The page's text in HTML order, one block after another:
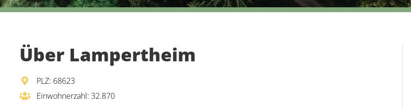
Über Lampertheim
PLZ: 68623
Einwohnerzahl: 32.870